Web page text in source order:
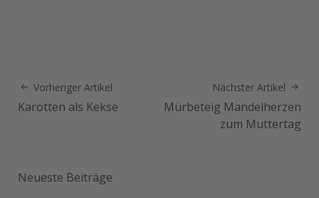
Vorheriger Artikel
Karotten als Kekse
Nächster Artikel
Mürbeteig Mandelherzen
zum Muttertag
Neueste Beiträge